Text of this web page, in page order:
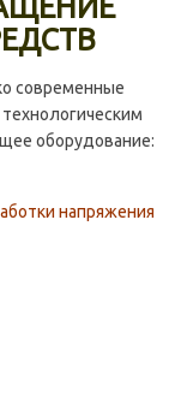
современные
оборудование:
напряжения